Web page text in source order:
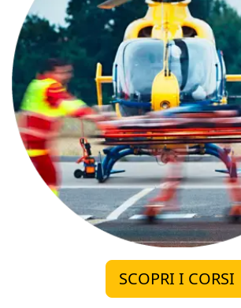
SCOPRI I CORSI